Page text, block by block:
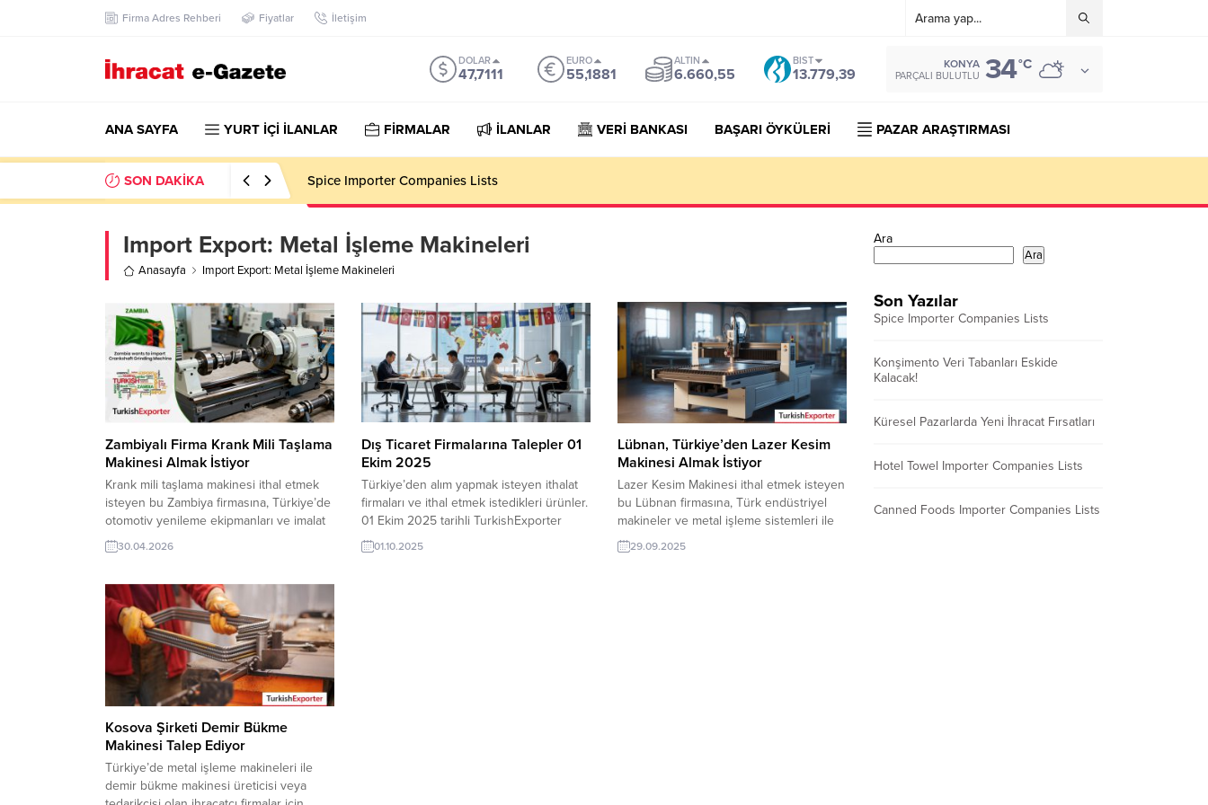
Firma Adres Rehberi Fiyatlar İletişim
DOLAR
47,7111
EURO
55,1881
ALTIN
6.660,55
BIST
13.779,39
KONYA
PARÇALI BULUTLU 34°C
ANA SAYFA YURT İÇİ İLANLAR FİRMALAR İLANLAR VERİ BANKASI BAŞARI ÖYKÜLERİ PAZAR ARAŞTIRMASI
SON DAKİKA Spice Importer Companies Lists
Import Export: Metal İşleme Makineleri
Anasayfa Import Export: Metal İşleme Makineleri
Zambiyalı Firma Krank Mili Taşlama
Makinesi Almak İstiyor
Krank mili taşlama makinesi ithal etmek
isteyen bu Zambiya firmasına, Türkiye’de
otomotiv yenileme ekipmanları ve imalat
teknolojileri ile taşlama makinesi üreticisi
veya tedarikçisi olan ihracatçı firmalar
fırsatı olan bu alım ilanının iletişim
bilgilerine TurkishExporter VIP üyeleri ile
TE üyelik kredisi sahibi ihracat şirketleri
erişebilmektedir....
30.04.2026
Dış Ticaret Firmalarına Talepler 01
Ekim 2025
Türkiye’den alım yapmak isteyen ithalat
firmaları ve ithal etmek istedikleri ürünler.
01 Ekim 2025 tarihli TurkishExporter
güncel alım ilanlarından seçilmiştir. Tümü
Kanadalı Şirket, Alüminyum Kablo İthal
01.10.2025
Lübnan, Türkiye’den Lazer Kesim
Makinesi Almak İstiyor
Lazer Kesim Makinesi ithal etmek isteyen
bu Lübnan firmasına, Türk endüstriyel
makineler ve metal işleme sistemleri ile
lazer kesim makinesi üreticisi veya
tedarikçisi olan ihracatçı firmalar teklif
29.09.2025
Kosova Şirketi Demir Bükme
Makinesi Talep Ediyor
Türkiye’de metal işleme makineleri ile
demir bükme makinesi üreticisi veya
Ara
Ara
Son Yazılar
Spice Importer Companies Lists
Konşimento Veri Tabanları Eskide
Kalacak!
Küresel Pazarlarda Yeni İhracat Fırsatları
Hotel Towel Importer Companies Lists
Canned Foods Importer Companies Lists